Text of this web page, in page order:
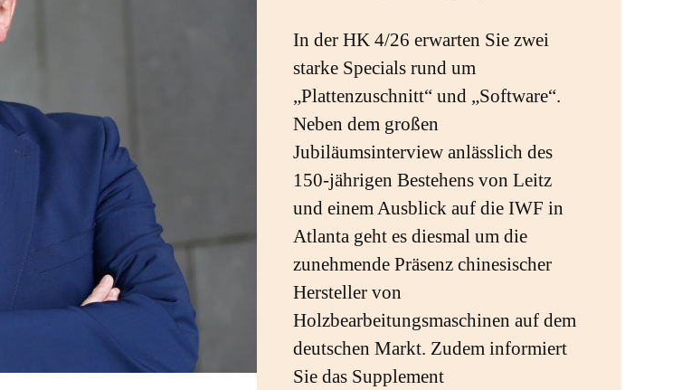
In der HK 4/26 erwarten Sie zwei
starke Specials rund um
„Plattenzuschnitt“ und „Software“.
Neben dem großen
Jubiläumsinterview anlässlich des
150-jährigen Bestehens von Leitz
und einem Ausblick auf die IWF in
Atlanta geht es diesmal um die
zunehmende Präsenz chinesischer
Hersteller von
Holzbearbeitungsmaschinen auf dem
deutschen Markt. Zudem informiert
Sie das Supplement